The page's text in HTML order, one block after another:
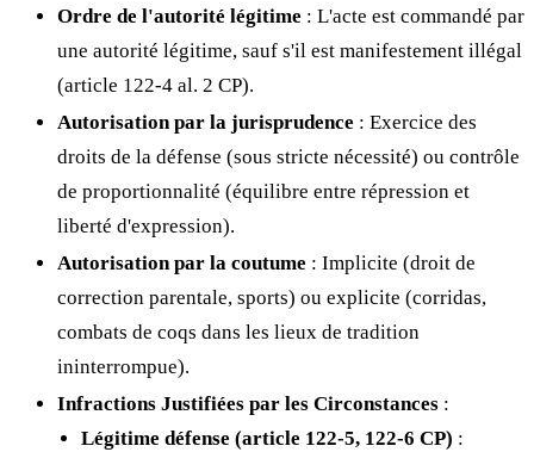
Ordre de l'autorité légitime : L'acte est commandé par
une autorité légitime, sauf s'il est manifestement illégal
(article 122-4 al. 2 CP).
Autorisation par la jurisprudence : Exercice des
droits de la défense (sous stricte nécessité) ou contrôle
de proportionnalité (équilibre entre répression et
liberté d'expression).
Autorisation par la coutume : Implicite (droit de
correction parentale, sports) ou explicite (corridas,
combats de coqs dans les lieux de tradition
ininterrompue).
Infractions Justifiées par les Circonstances :
Légitime défense (article 122-5, 122-6 CP) :